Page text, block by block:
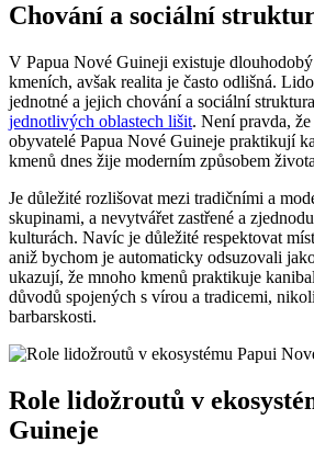
Chování a sociální​
V Papua⁣ Nové Guineji existuje
⁤kmeních, avšak ​realita je často‌ odlišná.
jednotné a⁣ jejich⁣ chování‍ a sociální
jednotlivých oblastech lišit. ‍Není pravda,
obyvatelé Papua Nové Guineje praktikují⁢
kmenů dnes žije ⁤moderním ‌způsobem​
Je důležité ‌rozlišovat mezi tradičními a
skupinami, a nevytvářet zastřené a
kulturách. Navíc je důležité respektovat
aniž bychom je automaticky odsuzovali
ukazují, že mnoho kmenů praktikuje
důvodů⁣ spojených s⁤ vírou a tradicemi,
barbarskosti.
Role lidožroutů v
Guineje